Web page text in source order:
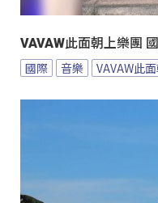
VAVAW此面朝上樂團
國際 音樂 VAVAW此